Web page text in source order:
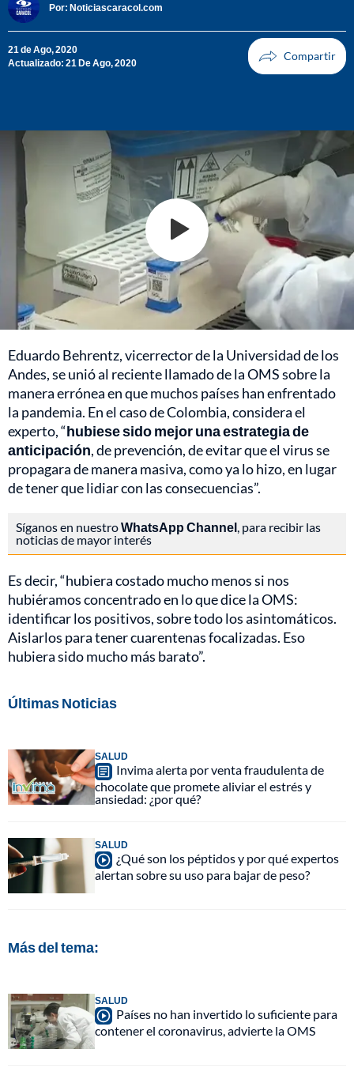
Por: Noticiascaracol.com
21 de Ago, 2020
Actualizado: 21 De Ago, 2020
Eduardo Behrentz, vicerrector de la Universidad de los
Andes, se unió al reciente llamado de la OMS sobre la
manera errónea en que muchos países han enfrentado
la pandemia. En el caso de Colombia, considera el
experto, “hubiese sido mejor una estrategia de
anticipación, de prevención, de evitar que el virus se
propagara de manera masiva, como ya lo hizo, en lugar
de tener que lidiar con las consecuencias”.
Síganos en nuestroWhatsApp Channel , para recibir las
noticias de mayor interés
Es decir, “hubiera costado mucho menos si nos
hubiéramos concentrado en lo que dice la OMS:
identificar los positivos, sobre todo los asintomáticos.
Aislarlos para tener cuarentenas focalizadas. Eso
hubiera sido mucho más barato”.
Últimas Noticias
SALUD
Invima alerta por venta fraudulenta de
chocolate que promete aliviar el estrés y
ansiedad: ¿por qué?
SALUD
¿Qué son los péptidos y por qué expertos
alertan sobre su uso para bajar de peso?
Más del tema:
SALUD
Países no han invertido lo suficiente para
contener el coronavirus, advierte la OMS